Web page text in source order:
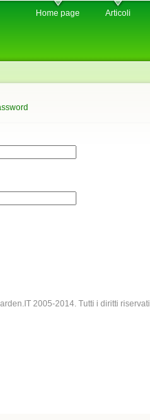
Home page Articoli
2005-2014. Tutti i diritti riservati